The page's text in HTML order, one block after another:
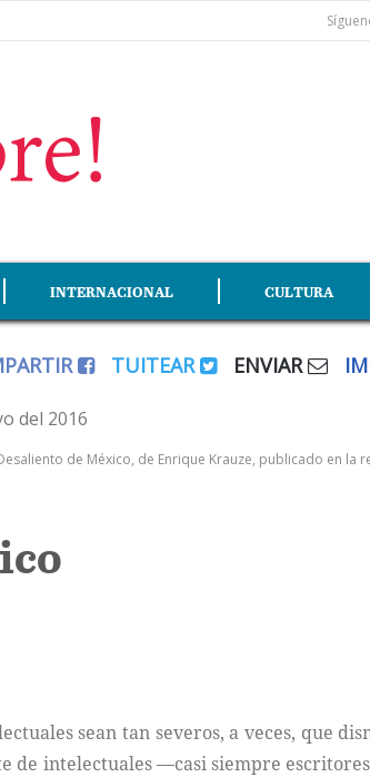
INTERNACIONAL CULTURA
TUITEAR ENVIAR
de México, de Enrique Krauze, publicado en la
sean tan severos, a veces, que
de intelectuales —casi siempre